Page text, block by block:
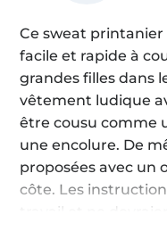
Ce sweat
facile et rapide à
grandes filles dans
vêtement ludique
être cousu comme
une encolure. De
proposées avec un
côte. Les
travail et ne